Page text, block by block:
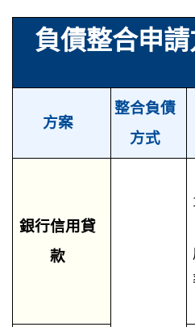
負債整合申
方案
整合負債
方式
銀行信用貸
款